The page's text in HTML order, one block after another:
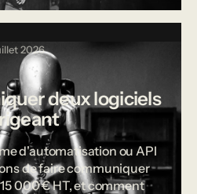
2026
deux logiciels
d'automatisation ou API
de faire communiquer
000 € HT, et comment